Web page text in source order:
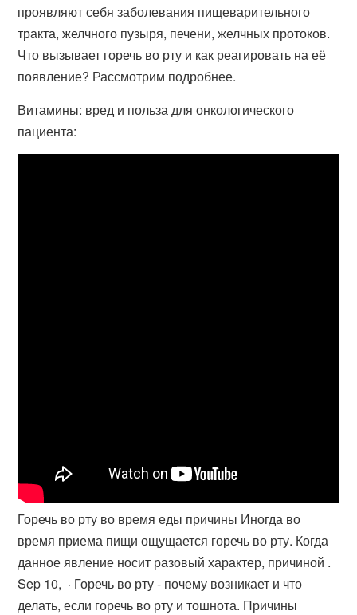
проявляют себя заболевания пищеварительного
тракта, желчного пузыря, печени, желчных протоков.
Что вызывает горечь во рту и как реагировать на её
появление? Рассмотрим подробнее.
Витамины: вред и польза для онкологического
пациента:
Горечь во рту во время еды причины Иногда во
время приема пищи ощущается горечь во рту. Когда
данное явление носит разовый характер, причиной .
Sep 10, · Горечь во рту - почему возникает и что
делать, если горечь во рту и тошнота. Причины